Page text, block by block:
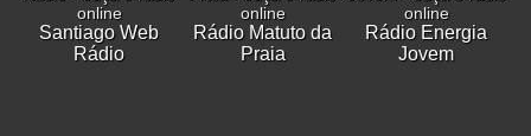
Santiago Web
Rádio
Rádio Matuto da
Praia
Rádio Energia
Jovem